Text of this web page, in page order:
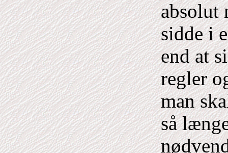
absolut
sidde i
end at
regler
man
så